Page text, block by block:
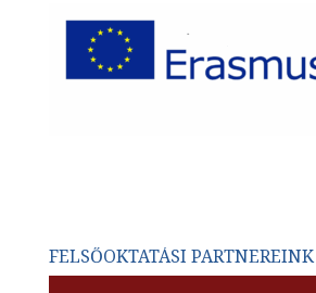
FELSŐOKTATÁSI PARTNEREINK